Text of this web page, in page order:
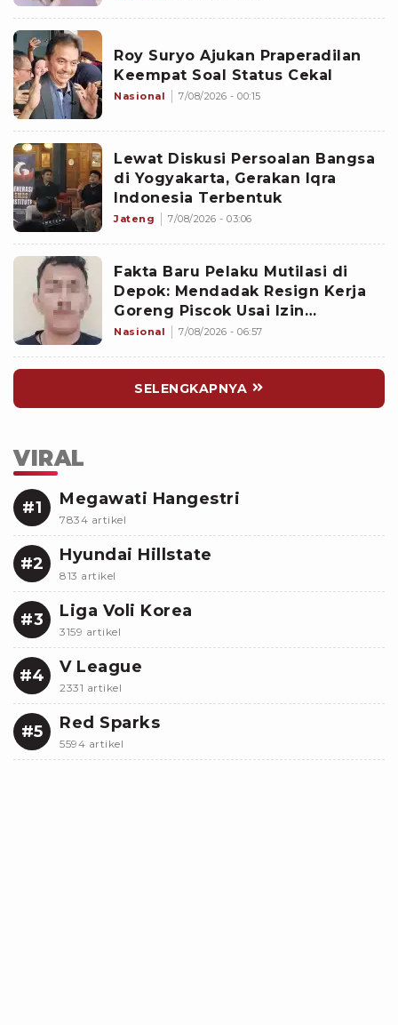
Roy Suryo Ajukan Praperadilan
Keempat Soal Status Cekal
Nasional 7/08/2026 - 00:15
Lewat Diskusi Persoalan Bangsa
di Yogyakarta, Gerakan Iqra
Indonesia Terbentuk
Jateng 7/08/2026 - 03:06
Fakta Baru Pelaku Mutilasi di
Depok: Mendadak Resign Kerja
Goreng Piscok Usai Izin
Interview di Mal
Nasional 7/08/2026 - 06:57
SELENGKAPNYA
VIRAL
#1 Megawati Hangestri
7834 artikel
#2 Hyundai Hillstate
813 artikel
#3 Liga Voli Korea
3159 artikel
#4 V League
2331 artikel
#5 Red Sparks
5594 artikel